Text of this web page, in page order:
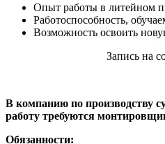
Опыт работы в литейном
Работоспособность,
Возможность освоить
Запись на
В компанию по производству
работу требуются
Обязанности: